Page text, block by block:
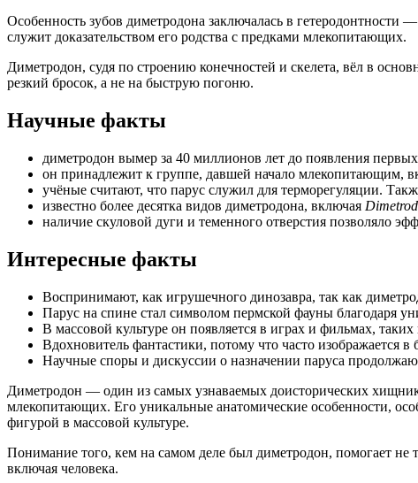
Особенность зубов диметродона заключалась в
служит доказательством его родства с предками млекопитающих.
Диметродон, судя по строению конечностей и скелета, вёл в
резкий бросок, а не на быструю погоню.
Научные факты
диметродон вымер за 40 миллионов лет до появления
он принадлежит к группе, давшей начало млекопитающим,
учёные считают, что парус служил для терморегуляции.
известно более десятка видов диметродона, включая
наличие скуловой дуги и теменного отверстия позволяло
Интересные факты
Воспринимают, как игрушечного динозавра, так как
Парус на спине стал символом пермской фауны благодаря
В массовой культуре он появляется в играх и фильмах, таких
Вдохновитель фантастики, потому что часто изображается
Научные споры и дискуссии о назначении паруса
Диметродон — один из самых узнаваемых доисторических
млекопитающих. Его уникальные анатомические особенности,
фигурой в массовой культуре.
Понимание того, кем на самом деле был диметродон, помогает
включая человека.